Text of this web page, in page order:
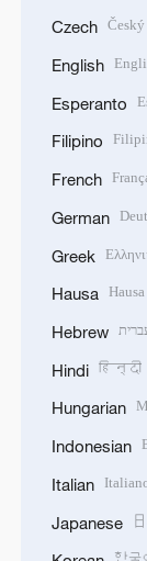
Czech Český
English
Esperanto
Filipino
French
German
Greek
Hausa Hausa
Hebrew
Hindi हिन्दी
Hungarian
Indonesian
Italian
Japanese